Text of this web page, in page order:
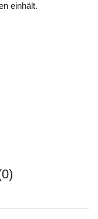
einhält.